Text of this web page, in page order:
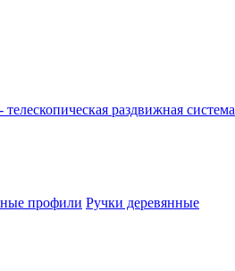
телескопическая раздвижная система
профили Ручки деревянные